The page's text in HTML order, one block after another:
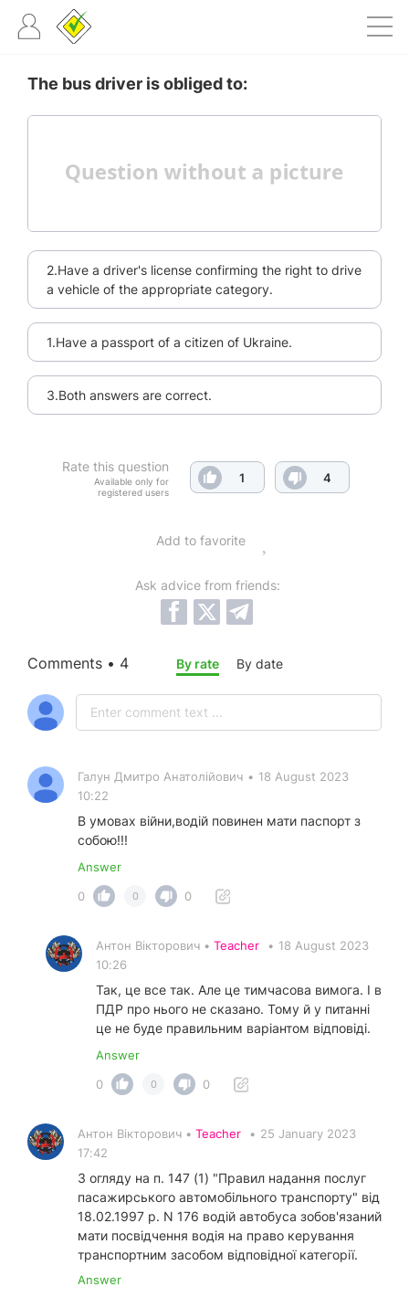
The bus driver is obliged to:
2.Have a driver's license confirming the right to drive
a vehicle of the appropriate category.
1.Have a passport of a citizen of Ukraine.
3.Both answers are correct.
Rate this question
Available only for
registered users
1 4
Add to favorite
Ask advice from friends:
Comments • 4 By rate By date
Галун Дмитро Анатолійович • 18 August 2023
10:22
В умовах війни,водій повинен мати паспорт з
собою!!!
Answer
0
0 0
Антон Вікторович • Teacher • 18 August 2023
10:26
Так, це все так. Але це тимчасова вимога. І в
ПДР про нього не сказано. Тому й у питанні
це не буде правильним варіантом відповіді.
Answer
0
0 0
Антон Вікторович • Teacher • 25 January 2023
17:42
З огляду на п. 147 (1) "Правил надання послуг
пасажирського автомобільного транспорту" від
18.02.1997 р. N 176 водій автобуса зобов'язаний
мати посвідчення водія на право керування
транспортним засобом відповідної категорії.
Answer